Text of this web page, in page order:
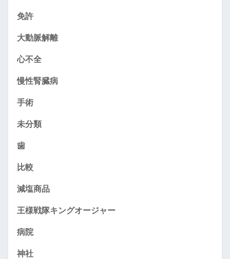
免許
大動脈解離
心不全
慢性腎臓病
手術
未分類
歯
比較
減塩商品
王様戦隊キングオージャー
病院
神社